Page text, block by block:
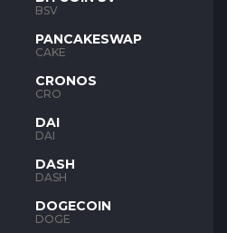
BSV
PANCAKESWAP
CAKE
CRONOS
CRO
DAI
DAI
DASH
DASH
DOGECOIN
DOGE